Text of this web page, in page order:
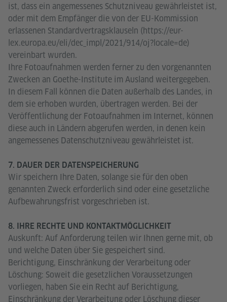
ist, dass ein angemessenes Schutzniveau gewährleistet ist,
oder mit dem Empfänger die von der EU-Kommission
erlassenen Standardvertragsklauseln (https://eur-
lex.europa.eu/eli/dec_impl/2021/914/oj?locale=de)
vereinbart wurden.
Ihre Fotoaufnahmen werden ferner zu den vorgenannten
Zwecken an Goethe-Institute im Ausland weitergegeben.
In diesem Fall können die Daten außerhalb des Landes, in
dem sie erhoben wurden, übertragen werden. Bei der
Veröffentlichung der Fotoaufnahmen im Internet, können
diese auch in Ländern abgerufen werden, in denen kein
angemessenes Datenschutzniveau gewährleistet ist.
7. DAUER DER DATENSPEICHERUNG
Wir speichern Ihre Daten, solange sie für den oben
genannten Zweck erforderlich sind oder eine gesetzliche
Aufbewahrungsfrist vorgeschrieben ist.
8. IHRE RECHTE UND KONTAKTMÖGLICHKEIT
Auskunft: Auf Anforderung teilen wir Ihnen gerne mit, ob
und welche Daten über Sie gespeichert sind.
Berichtigung, Einschränkung der Verarbeitung oder
Löschung: Soweit die gesetzlichen Voraussetzungen
vorliegen, haben Sie ein Recht auf Berichtigung,
Einschränkung der Verarbeitung oder Löschung dieser